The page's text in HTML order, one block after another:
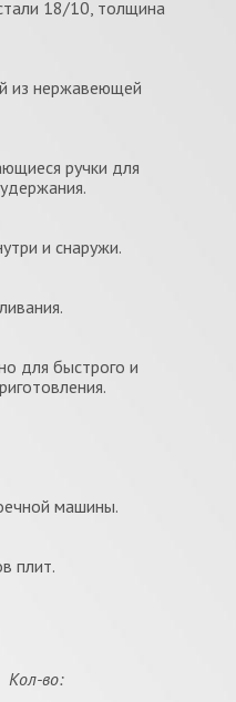
18/10, толщина
из нержавеющей
ручки для
и снаружи.
для быстрого и
машины.
плит.
Кол-во: